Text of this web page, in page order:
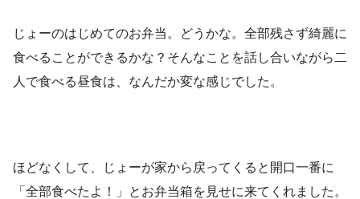
じょーのはじめてのお弁当。どうかな。全部残さず綺麗に
食べることができるかな？そんなことを話し合いながら二
人で食べる昼食は、なんだか変な感じでした。
ほどなくして、じょーが家から戻ってくると開口一番に
「全部食べたよ！」とお弁当箱を見せに来てくれました。